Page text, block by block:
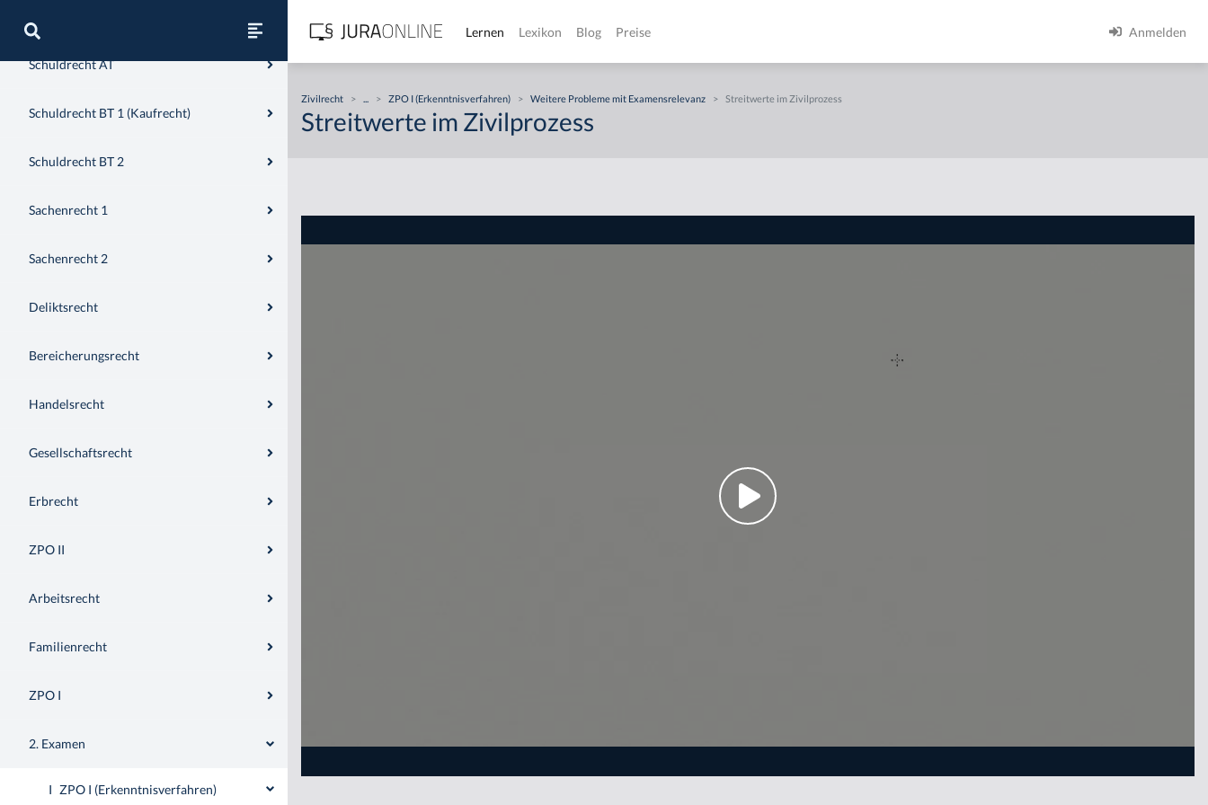
Schuldrecht AT
Schuldrecht BT 1 (Kaufrecht)
Schuldrecht BT 2
Sachenrecht 1
Sachenrecht 2
Deliktsrecht
Bereicherungsrecht
Handelsrecht
Gesellschaftsrecht
Erbrecht
ZPO II
Arbeitsrecht
Familienrecht
ZPO I
2. Examen
I ZPO I (Erkenntnisverfahren)
Lernen Lexikon Blog Preise Anmelden
Zivilrecht > ... > ZPO I (Erkenntnisverfahren) > Weitere Probleme mit Examensrelevanz > Streitwerte im Zivilprozess
Streitwerte im Zivilprozess